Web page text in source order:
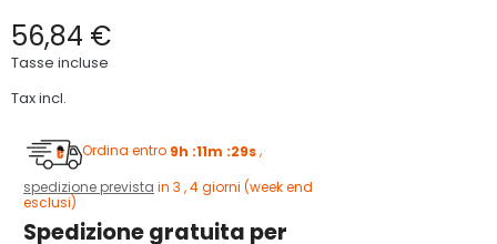
56,84 €
Tasse incluse
Tax incl.
Ordina entro 9h :11m :28s,
spedizione prevista in 3 , 4 giorni (week end
esclusi)
Spedizione gratuita per